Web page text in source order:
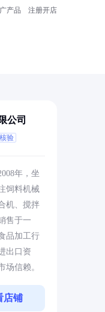
产品 注册开店
公司
验
年，坐
饲料机械
机、搅拌
售于一
品加工行
出口资
场信赖。
店铺